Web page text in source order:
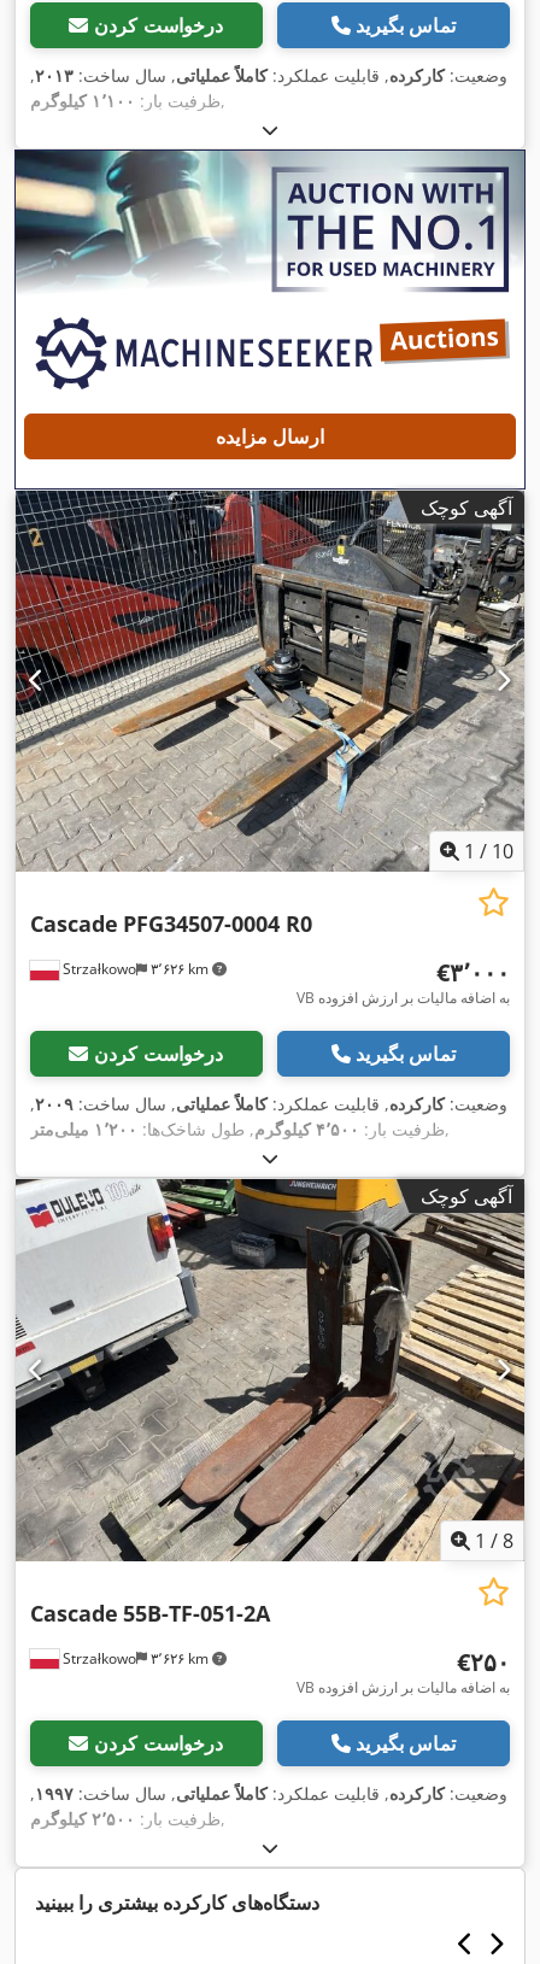
درخواست کردن تماس بگیرید
وضعیت:کارکرده, قابلیت عملکرد:کاملاً عملیاتی, سال ساخت: ۲۰۱۳,
ظرفیت بار: ۱٬۱۰۰ کیلوگرم ,
ارسال مزایده
آگهی کوچک
1 / 10
Strzałkowo ۳٬۶۲۶ km
Cascade PFG34507-0004 R0
‎€۳٬۰۰۰
VB به اضافه مالیات بر ارزش افزوده
درخواست کردن تماس بگیرید
وضعیت:کارکرده, قابلیت عملکرد:کاملاً عملیاتی, سال ساخت: ۲۰۰۹,
ظرفیت بار: ۴٬۵۰۰ کیلوگرم , طول شاخک‌ها: ۱٬۲۰۰ میلی‌متر ,
آگهی کوچک
1 /8
Strzałkowo ۳٬۶۲۶ km
Cascade 55B-TF-051-2A
‎€۲۵۰
VB به اضافه مالیات بر ارزش افزوده
درخواست کردن تماس بگیرید
وضعیت:کارکرده, قابلیت عملکرد:کاملاً عملیاتی, سال ساخت: ۱۹۹۷,
ظرفیت بار: ۲٬۵۰۰ کیلوگرم ,
دستگاه‌های کارکرده بیشتری را ببینید